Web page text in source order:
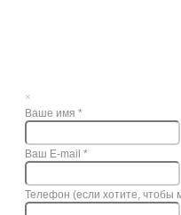
×
Ваше имя *
Ваш E-mail *
Телефон (если хотите, чтобы